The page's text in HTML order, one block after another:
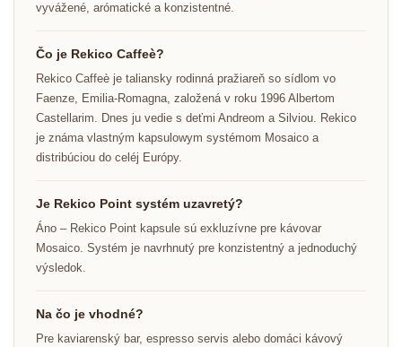
vyvážené, arómatické a konzistentné.
Čo je Rekico Caffeè?
Rekico Caffeè je taliansky rodinná pražiareň so sídlom vo
Faenze, Emilia-Romagna, založená v roku 1996 Albertom
Castellarim. Dnes ju vedie s deťmi Andreom a Silviou. Rekico
je známa vlastným kapsulowym systémom Mosaico a
distribúciou do celéj Európy.
Je Rekico Point systém uzavretý?
Áno – Rekico Point kapsule sú exkluzívne pre kávovar
Mosaico. Systém je navrhnutý pre konzistentný a jednoduchý
výsledok.
Na čo je vhodné?
Pre kaviarenský bar, espresso servis alebo domáci kávový